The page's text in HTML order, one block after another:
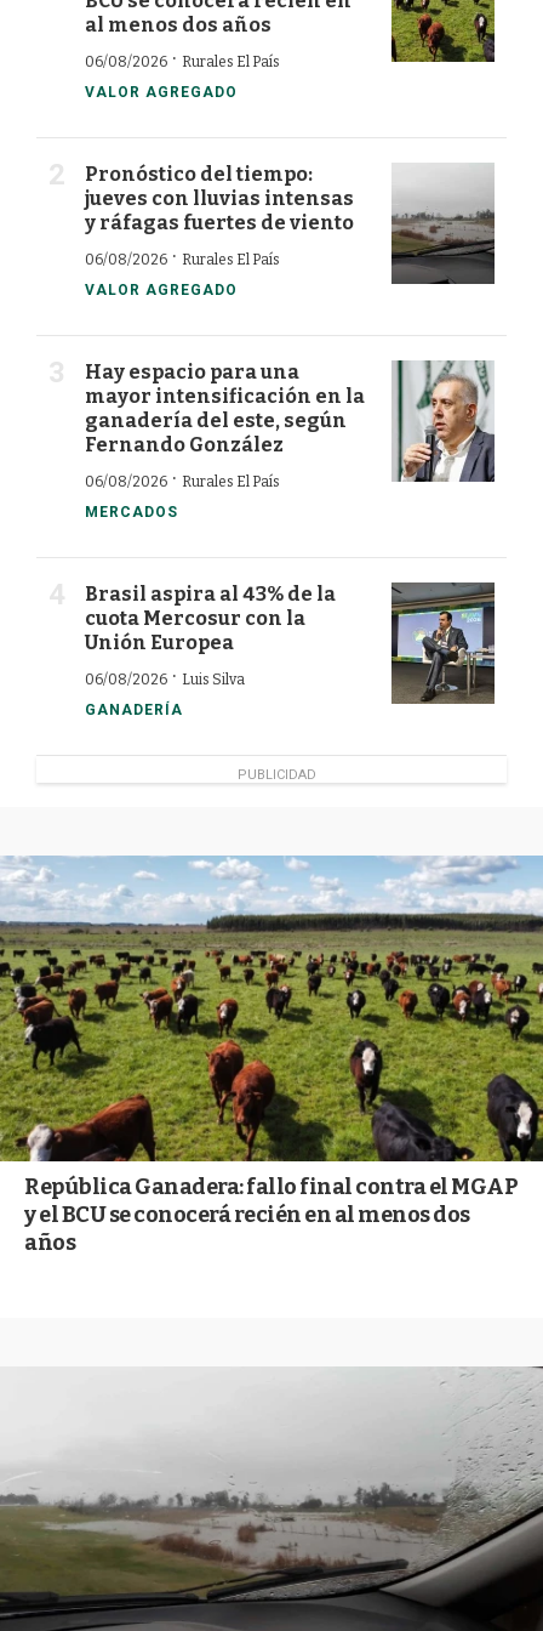
al menos dos años
06/08/2026 · Rurales El País
VALOR AGREGADO
Pronóstico del tiempo:
jueves con lluvias intensas
y ráfagas fuertes de viento
06/08/2026 · Rurales El País
VALOR AGREGADO
Hay espacio para una
mayor intensificación en la
ganadería del este, según
Fernando González
06/08/2026 · Rurales El País
MERCADOS
Brasil aspira al 43% de la
cuota Mercosur con la
Unión Europea
06/08/2026 · Luis Silva
GANADERÍA
PUBLICIDAD
República Ganadera: fallo final contra el MGAP
y el BCU se conocerá recién en al menos dos
años